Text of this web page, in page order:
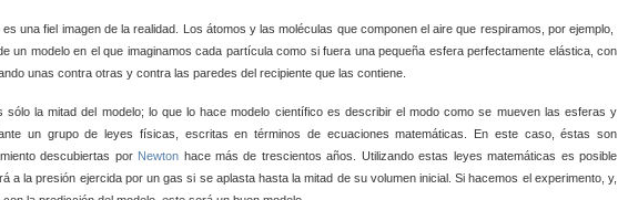
una fiel imagen de la realidad. Los átomos y las moléculas que componen el aire que respiramos, por ejemplo,
un modelo en el que imaginamos cada partícula como si fuera una pequeña esfera perfectamente elástica, con
unas contra otras y contra las paredes del recipiente que las contiene.
sólo la mitad del modelo; lo que lo hace modelo científico es describir el modo como se mueven las esferas y
un grupo de leyes físicas, escritas en términos de ecuaciones matemáticas. En este caso, éstas son
descubiertas por Newton hace más de trescientos años. Utilizando estas leyes matemáticas es posible
a la presión ejercida por un gas si se aplasta hasta la mitad de su volumen inicial. Si hacemos el experimento, y,